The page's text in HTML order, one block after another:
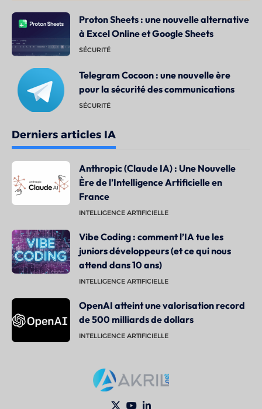
Proton Sheets : une nouvelle alternative
à Excel Online et Google Sheets
SÉCURITÉ
Telegram Cocoon : une nouvelle ère
pour la sécurité des communications
SÉCURITÉ
Derniers articles IA
Anthropic (Claude IA) : Une Nouvelle
Ère de l’Intelligence Artificielle en
France
INTELLIGENCE ARTIFICIELLE
Vibe Coding : comment l’IA tue les
juniors développeurs (et ce qui nous
attend dans 10 ans)
INTELLIGENCE ARTIFICIELLE
OpenAI atteint une valorisation record
de 500 milliards de dollars
INTELLIGENCE ARTIFICIELLE